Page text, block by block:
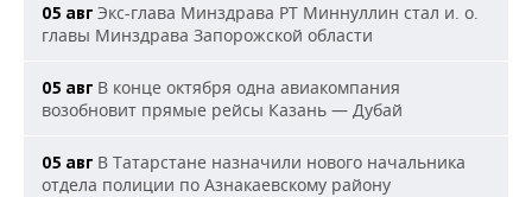
05 авг Экс-глава Минздрава РТ Миннуллин стал и. о.
главы Минздрава Запорожской области
05 авг В конце октября одна авиакомпания
возобновит прямые рейсы Казань — Дубай
05 авг В Татарстане назначили нового начальника
отдела полиции по Азнакаевскому району